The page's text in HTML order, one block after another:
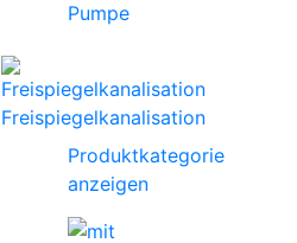
Pumpe
Freispiegelkanalisation
Produktkategorie
anzeigen